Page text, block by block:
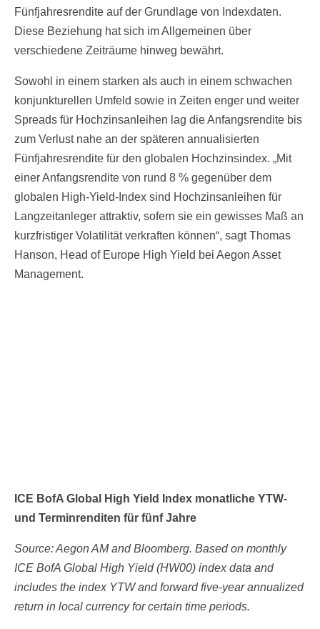
Fünfjahresrendite auf der Grundlage von Indexdaten.
Diese Beziehung hat sich im Allgemeinen über
verschiedene Zeiträume hinweg bewährt.
Sowohl in einem starken als auch in einem schwachen
konjunkturellen Umfeld sowie in Zeiten enger und weiter
Spreads für Hochzinsanleihen lag die Anfangsrendite bis
zum Verlust nahe an der späteren annualisierten
Fünfjahresrendite für den globalen Hochzinsindex. „Mit
einer Anfangsrendite von rund 8 % gegenüber dem
globalen High-Yield-Index sind Hochzinsanleihen für
Langzeitanleger attraktiv, sofern sie ein gewisses Maß an
kurzfristiger Volatilität verkraften können“, sagt Thomas
Hanson, Head of Europe High Yield bei Aegon Asset
Management.
ICE BofA Global High Yield Index monatliche YTW-
und Terminrenditen für fünf Jahre
Source: Aegon AM and Bloomberg. Based on monthly
ICE BofA Global High Yield (HW00) index data and
includes the index YTW and forward five-year annualized
return in local currency for certain time periods.